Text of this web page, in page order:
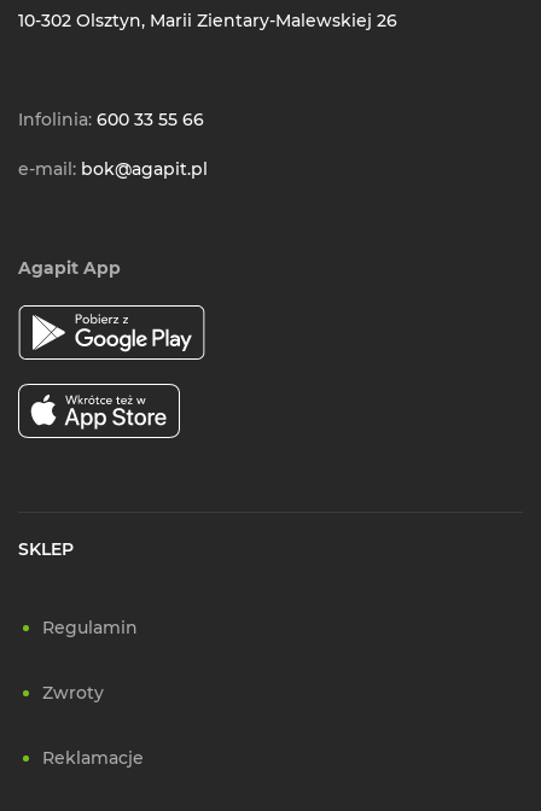
10-302 Olsztyn, Marii Zientary-Malewskiej 26
Infolinia: 600 33 55 66
e-mail: bok@agapit.pl
Agapit App
SKLEP
Regulamin
Zwroty
Reklamacje